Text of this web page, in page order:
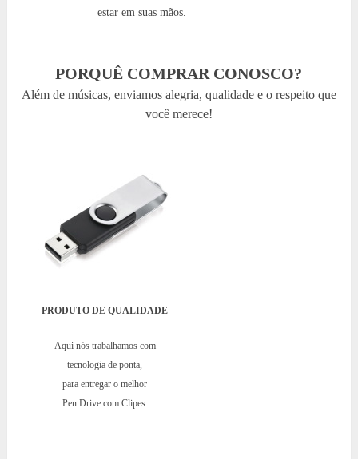
estar em suas mãos.
PORQUÊ COMPRAR CONOSCO?
Além de músicas, enviamos alegria, qualidade e o respeito que
você merece!
PRODUTO DE QUALIDADE
Aqui nós trabalhamos com
tecnologia de ponta,
para entregar o melhor
Pen Drive com Clipes.